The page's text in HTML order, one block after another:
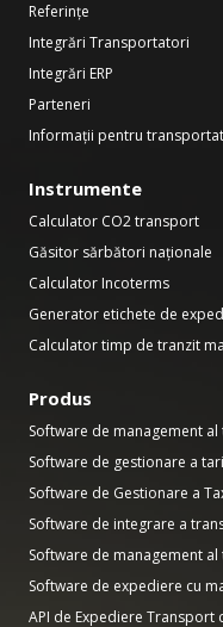
Referințe
Integrări Transportatori
Integrări ERP
Parteneri
Informații pentru
Instrumente
Calculator CO2 transport
Găsitor sărbători naționale
Calculator Incoterms
Generator etichete de
Calculator timp de tranzit
Produs
Software de management
Software de gestionare a
Software de Gestionare a
Software de integrare a
Software de management
Software de expediere cu
API de Expediere